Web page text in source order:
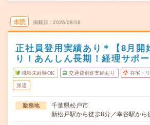
未読 掲載日 2026/08/08
正社員登用実績あり＊【8月開
り！あんしん長期！経理サポー
職種未経験OK 交通費別途支給あり 在宅・
派遣
勤務地
千葉県松戸市
新松戸駅から徒歩8分／幸谷駅から